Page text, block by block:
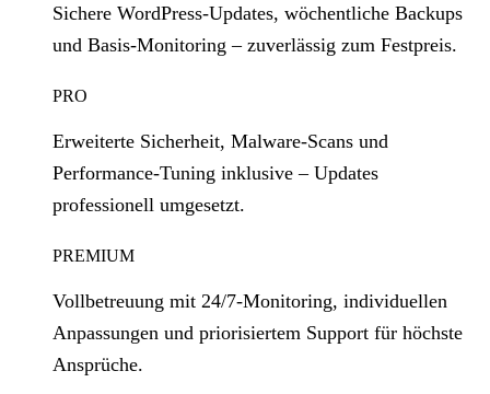
Sichere WordPress‑Updates, wöchentliche Backups
und Basis‑Monitoring – zuverlässig zum Festpreis.
PRO
Erweiterte Sicherheit, Malware‑Scans und
Performance‑Tuning inklusive – Updates
professionell umgesetzt.
PREMIUM
Vollbetreuung mit 24/7‑Monitoring, individuellen
Anpassungen und priorisiertem Support für höchste
Ansprüche.